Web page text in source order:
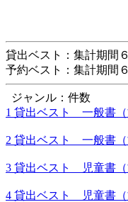
貸出ベスト：集計期間
予約ベスト：集計期間
ジャンル：件数
1 貸出ベスト 一般書（
2 貸出ベスト 一般書（
3 貸出ベスト 児童書（
4 貸出ベスト 児童書（